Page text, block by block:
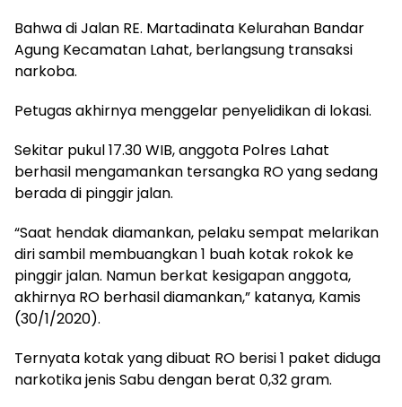
Bahwa di Jalan RE. Martadinata Kelurahan Bandar
Agung Kecamatan Lahat, berlangsung transaksi
narkoba.
Petugas akhirnya menggelar penyelidikan di lokasi.
Sekitar pukul 17.30 WIB, anggota Polres Lahat
berhasil mengamankan tersangka RO yang sedang
berada di pinggir jalan.
“Saat hendak diamankan, pelaku sempat melarikan
diri sambil membuangkan 1 buah kotak rokok ke
pinggir jalan. Namun berkat kesigapan anggota,
akhirnya RO berhasil diamankan,” katanya, Kamis
(30/1/2020).
Ternyata kotak yang dibuat RO berisi 1 paket diduga
narkotika jenis Sabu dengan berat 0,32 gram.